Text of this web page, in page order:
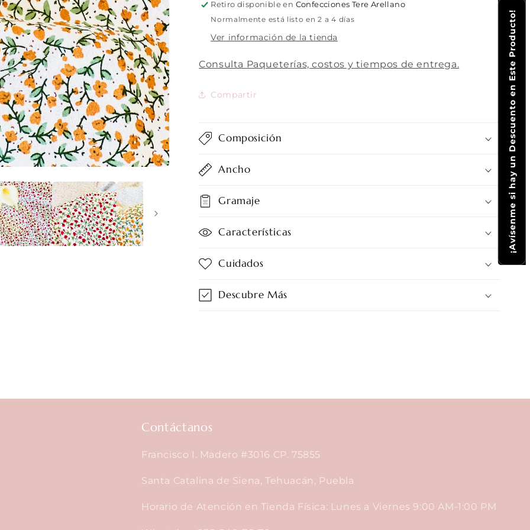
02
Retiro disponible en Confecciones Tere Arellano
Normalmente está listo en 2 a 4 días
Ver información de la tienda
Consulta Paqueterías, costos y tiempos de entrega.
Compartir
Composición
Ancho
Gramaje
Características
Cuidados
Descubre Más
Contáctanos
Francisco I. Madero #3016 CP. 75855
Santa Catalina de Siena, Tehuacán, Puebla
Horario de Atención en Tienda Física: Lunes a Viernes 9:00 AM-1:00 PM
¡Avísenme si hay un Descuento en Este Producto!